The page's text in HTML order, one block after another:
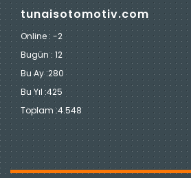
tunaisotomotiv.com
Online : -2
Bugün : 12
Bu Ay :280
Bu Yıl :425
Toplam :4.548